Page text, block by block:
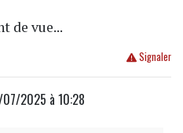
de vue...
Signaler
2025 à 10:28